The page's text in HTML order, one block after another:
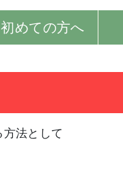
初めての方へ
法として